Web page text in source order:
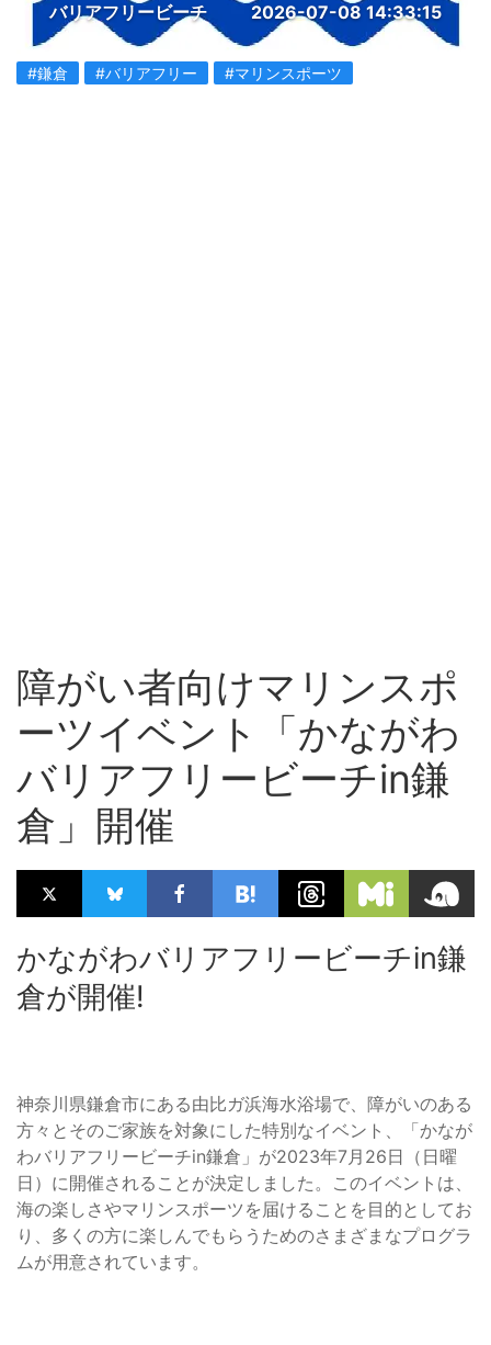
バリアフリービーチ 2026-07-08 14:33:15
#鎌倉 #バリアフリー #マリンスポーツ
障がい者向けマリンスポ
ーツイベント「かながわ
バリアフリービーチin鎌
倉」開催
かながわバリアフリービーチin鎌
倉が開催!
神奈川県鎌倉市にある由比ガ浜海水浴場で、障がいのある
方々とそのご家族を対象にした特別なイベント、「かなが
わバリアフリービーチin鎌倉」が2023年7月26日（日曜
日）に開催されることが決定しました。このイベントは、
海の楽しさやマリンスポーツを届けることを目的としてお
り、多くの方に楽しんでもらうためのさまざまなプログラ
ムが用意されています。